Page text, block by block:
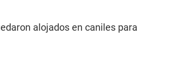
alojados en caniles para